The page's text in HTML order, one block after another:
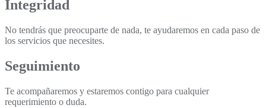
Integridad
No tendrás que preocuparte de nada, te ayudaremos en cada paso de
los servicios que necesites.
Seguimiento
Te acompañaremos y estaremos contigo para cualquier
requerimiento o duda.